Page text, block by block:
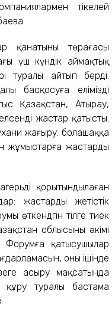
тікелей
төрағасы
үш күндік аймақтық
туралы айтып берді.
басқосуға еліміздің
Қазақстан, Атырау,
жастар қатысты.
жаңғыру: болашаққа
жұмыстарға жастарды
қорытындылаған
жастардың жетістік
өткендгін тілге тиек
облысының әкімі
Форумға қатысушылар
оның ішінде
асыру мақсатында
құру туралы бастама